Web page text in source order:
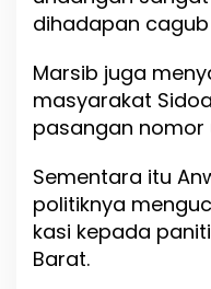
dihadapan
Marsib juga
masyarakat
pasangan nomor
Sementara itu
politiknya
kasi kepada
Barat.